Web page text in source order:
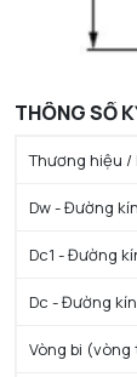
THÔNG SỐ
Thương hiệu /
Dw - Đường
Dc1 - Đường
Dc - Đường
Vòng bi